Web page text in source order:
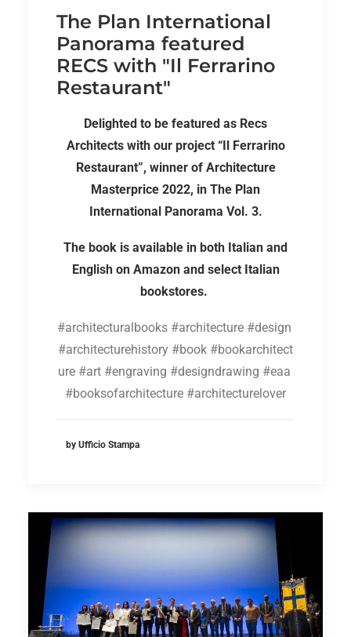
The Plan International
Panorama featured
RECS with "Il Ferrarino
Restaurant"
Delighted to be featured as Recs
Architects with our project “Il Ferrarino
Restaurant”, winner of Architecture
Masterprice 2022, in The Plan
International Panorama Vol. 3.
The book is available in both Italian and
English on Amazon and select Italian
bookstores.
#architecturalbooks #architecture #design
#architecturehistory #book #bookarchitect
ure #art #engraving #designdrawing #eaa
#booksofarchitecture #architecturelover
by Ufficio Stampa